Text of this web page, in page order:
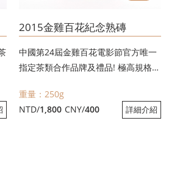
2015金雞百花紀念熟磚
中國第24屆金雞百花電影節官方唯一
指定茶類合作品牌及禮品! 極高規格生
重量：250g
NTD/1,800 CNY/400 詳細介紹